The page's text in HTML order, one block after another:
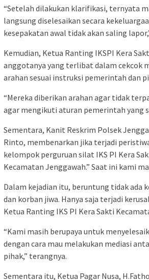
“Setelah dilakukan klarifikasi, ternyata
langsung diselesaikan secara
kesepakatan awal tidak akan saling
Kemudian, Ketua Ranting IKSPI Kera
anggotanya yang terlibat dalam cekcok
arahan sesuai instruksi pemerintah dan
“Mereka diberikan arahan agar tidak
agar mengikuti aturan pemerintah yang
Sementara, Kanit Reskrim Polsek
Rinto, membenarkan jika terjadi
kelompok perguruan silat IKS PI Kera
Kecamatan Jenggawah.” Saat ini kami
Dalam kejadian itu, beruntung tidak ada
dan korban jiwa. Hanya saja terjadi
Ketua Ranting IKS PI Kera Sakti
“Kami masih berupaya untuk
dengan cara mau melakukan mediasi
pihak,” terangnya.
Sementara itu, Ketua Pagar Nusa,